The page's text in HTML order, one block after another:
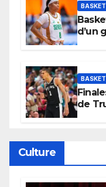
d’un
de
Culture